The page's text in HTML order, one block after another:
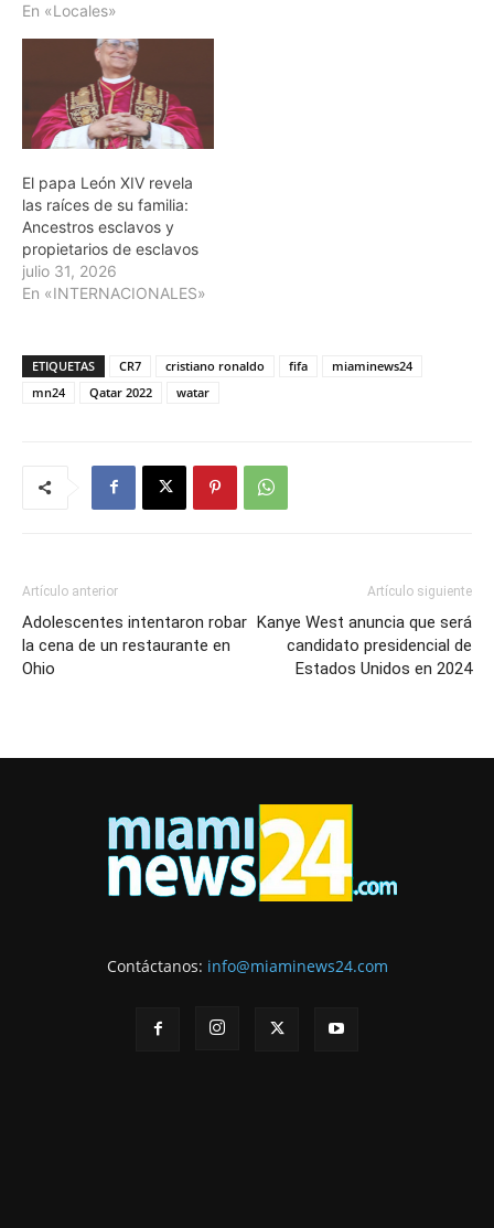
En «Locales»
El papa León XIV revela
las raíces de su familia:
Ancestros esclavos y
propietarios de esclavos
julio 31, 2026
En «INTERNACIONALES»
ETIQUETAS CR7 cristiano ronaldo fifa
miaminews24
mn24
Qatar 2022 watar
Artículo anterior
Adolescentes intentaron robar
la cena de un restaurante en
Ohio
Artículo siguiente
Kanye West anuncia que será
candidato presidencial de
Estados Unidos en 2024
Contáctanos: info@miaminews24.com